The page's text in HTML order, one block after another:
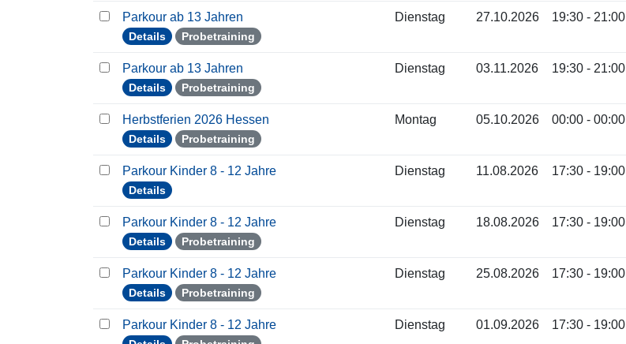
Parkour ab 13 Jahren
Details Probetraining
Dienstag 27.10.2026 19:30 - 21:00
Parkour ab 13 Jahren
Details Probetraining
Dienstag 03.11.2026 19:30 - 21:00
Herbstferien 2026 Hessen
Details Probetraining
Montag 05.10.2026 00:00 - 00:00
Parkour Kinder 8 - 12 Jahre
Details
Dienstag 11.08.2026 17:30 - 19:00
Parkour Kinder 8 - 12 Jahre
Details Probetraining
Dienstag 18.08.2026 17:30 - 19:00
Parkour Kinder 8 - 12 Jahre
Details Probetraining
Dienstag 25.08.2026 17:30 - 19:00
Parkour Kinder 8 - 12 Jahre Dienstag 01.09.2026 17:30 - 19:00